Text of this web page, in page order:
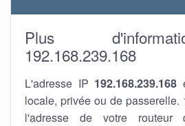
Plus
192.168.239.168
L'adresse IP 192.168.239.168
locale, privée ou de passerelle.
l'adresse de votre routeur